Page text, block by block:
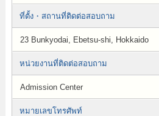
ที่ตั้ง・สถานที่ติดต่อสอบถาม
23 Bunkyodai, Ebetsu-shi, Hokkaido
หน่วยงานที่ติดต่อสอบถาม
Admission Center
หมายเลขโทรศัพท์